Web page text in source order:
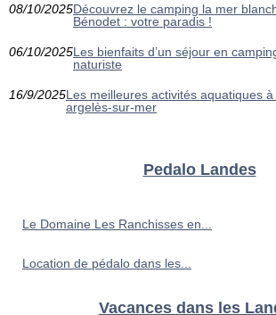
08/10/2025Découvrez le camping la mer
Bénodet : votre paradis !
06/10/2025Les bienfaits d’un séjour en
naturiste
16/9/2025Les meilleures activités aquatiques à
argelès-sur-mer
Pedalo Landes
Le Domaine Les Ranchisses en...
Location de pédalo dans les...
Vacances dans les